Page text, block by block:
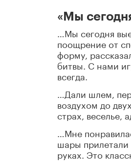
«Мы
…Мы сегодня
поощрение от
форму,
битвы. С нами
всегда.
…Дали шлем,
воздухом до
страх, веселье,
…Мне
шары прилетали
руках. Это